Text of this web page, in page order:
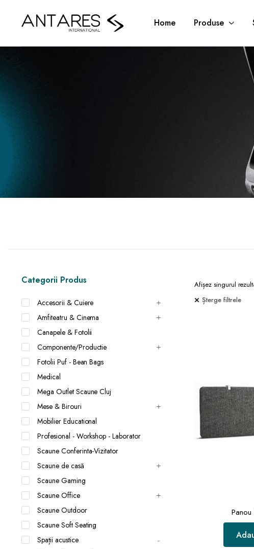
Home Produse
Afișez singurul
Șterge filtrele
Categorii Produs
Accesorii & Cuiere
Amfiteatru & Cinema
Canapele & Fotolii
Componente/Productie
Fotolii Puf - Bean Bags
Medical
Mega Outlet Scaune Cluj
Mese & Birouri
Mobilier Educational
Profesional - Workshop - Laborator
Scaune Conferinta-Vizitator
Scaune de casă
Scaune Gaming
Scaune Office
Scaune Outdoor
Scaune Soft Seating
Spații acustice